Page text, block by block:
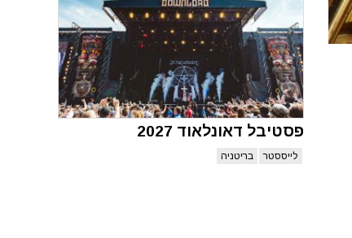
פסטיבל דאונלאוד 2027
לייססטר בריטניה